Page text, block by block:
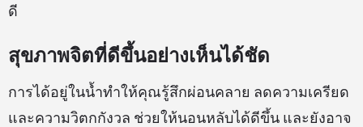
ดี
สุขภาพจิตที่ดีขึ้นอย่างเห็นได้ชัด
การได้อยู่ในน้ำทำให้คุณรู้สึกผ่อนคลาย ลดความเครียด
และความวิตกกังวล ช่วยให้นอนหลับได้ดีขึ้น และยังอาจ